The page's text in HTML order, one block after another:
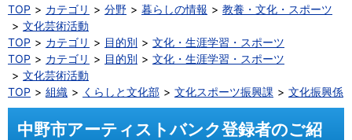
TOP
カテゴリ 分野 暮らしの情報
教養・文化・スポーツ
文化芸術活動
TOP
カテゴリ 目的別
文化・生涯学習・スポーツ
TOP
カテゴリ 目的別
文化・生涯学習・スポーツ
文化芸術活動
TOP
組織 くらしと文化部 文化スポーツ振興課 文化振興係
中野市アーティストバンク登録者のご紹